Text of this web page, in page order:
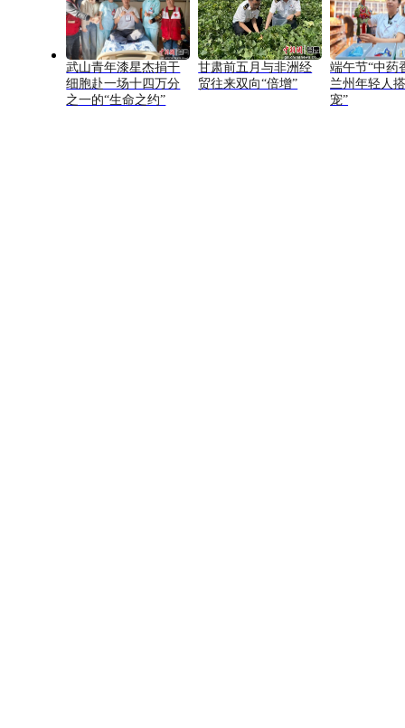
武山青年漆星杰捐干
细胞赴一场十四万分
之一的“生命之约”
甘肃前五月与非洲经
贸往来双向“倍增”
端午节“中药
兰州年轻人
宠”